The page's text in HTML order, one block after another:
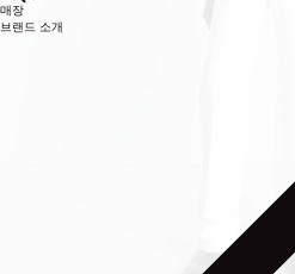
매장
브랜드 소개